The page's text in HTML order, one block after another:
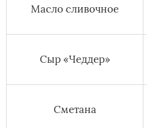
Масло сливочное
Сыр «Чеддер»
Сметана